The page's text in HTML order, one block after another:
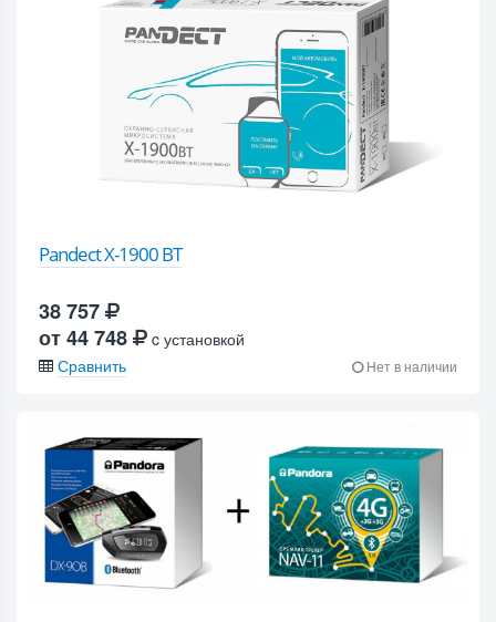
Pandect X-1900 BT
38 757
от 44 748
c установкой
Сравнить
Нет в наличии